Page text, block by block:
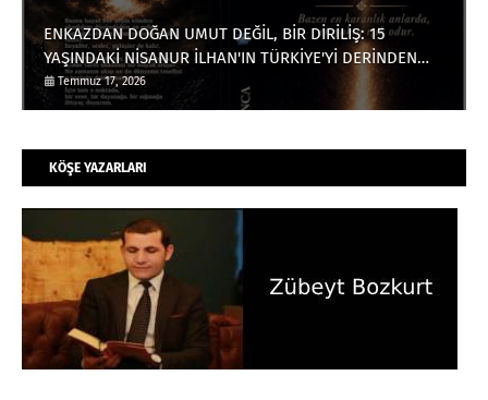
ENKAZDAN DOĞAN UMUT DEĞİL, BİR DİRİLİŞ: 15
YAŞINDAKİ NİSANUR İLHAN'IN TÜRKİYE'Yİ DERİNDEN
ETKİLEYECEK HİKÂYESİ
Temmuz 17, 2026
KÖŞE YAZARLARI